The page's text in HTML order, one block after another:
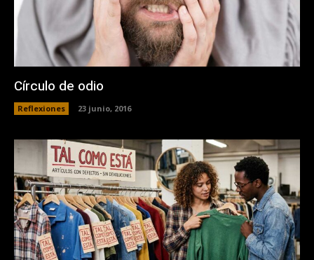
Círculo de odio
Reflexiones 23 junio, 2016